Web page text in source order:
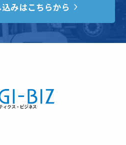
みはこちらから